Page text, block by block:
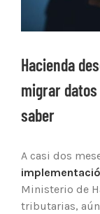
Hacienda
migrar datos
saber
A casi dos
Ministerio de
tributarias,